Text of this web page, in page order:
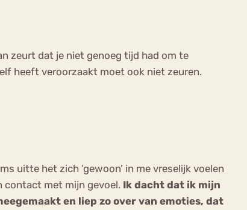
zeurt dat je niet genoeg tijd had om te
heeft veroorzaakt moet ook niet zeuren.
uitte het zich ‘gewoon’ in me vreselijk voelen
contact met mijn gevoel. Ik dacht dat ik mijn
en liep zo over van emoties, dat